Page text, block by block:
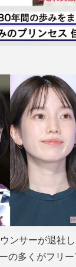
ンサーが退社
の多くがフリ